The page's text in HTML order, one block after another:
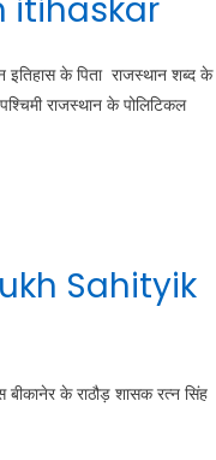
itihaskar
के पिता राजस्थान शब्द के
राजस्थान के पोलिटिकल
Sahityik
के राठौड़ शासक रत्न सिंह